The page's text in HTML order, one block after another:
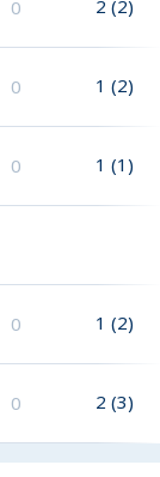
0 2 (2)
0 1 (2)
0 1 (1)
0 1 (2)
0 2 (3)